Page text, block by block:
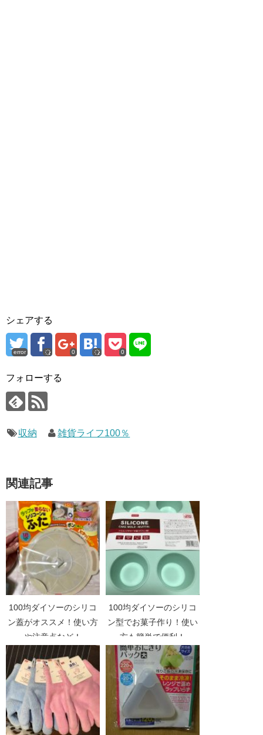
シェアする
error 0 0
フォローする
収納 雑貨ライフ100％
関連記事
100均ダイソーのシリコ
ン蓋がオススメ！使い方
や注意点など！
100均ダイソーのシリコ
ン型でお菓子作り！使い
方も簡単で便利！